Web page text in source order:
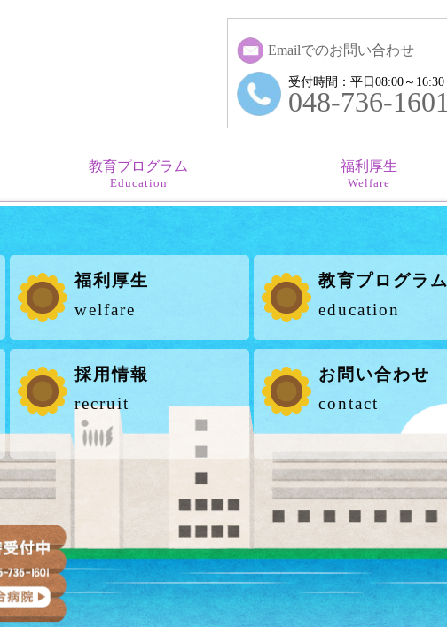
Emailでのお問い合わせ
受付時間：平日08:00～16:30
048-736-1601
教育プログラム
Education
福利厚生
Welfare
福利厚生
welfare
教育プログラム
education
採用情報
recruit
お問い合わせ
contact